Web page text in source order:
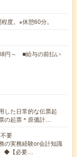
度。※休憩60分。
円～ ■給与の前払い
した日常的な伝票起
の起票＊原価計…
要
実務経験or会計知識
◆【必要…